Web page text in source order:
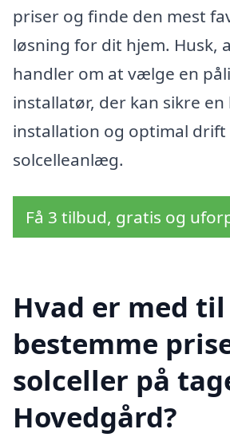
priser og finde den mest
løsning for dit hjem. Husk,
handler om at vælge en
installatør, der kan sikre
installation og optimal drift
solcelleanlæg.
Få 3 tilbud, gratis og
Hvad er med
bestemme
solceller på
Hovedgård?